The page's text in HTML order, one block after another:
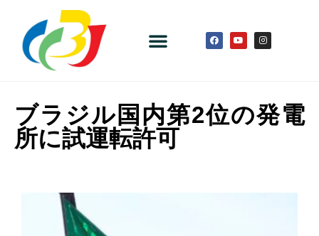
ブラジル国内第2位の発電
所に試運転許可